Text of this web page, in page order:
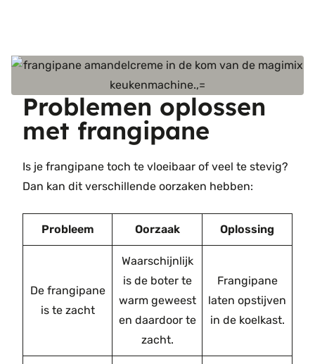
Problemen oplossen
met frangipane
Is je frangipane toch te vloeibaar of veel te stevig?
Dan kan dit verschillende oorzaken hebben:
Probleem Oorzaak Oplossing
De frangipane
is te zacht
Waarschijnlijk
is de boter te
warm geweest
en daardoor te
zacht.
Frangipane
laten opstijven
in de koelkast.